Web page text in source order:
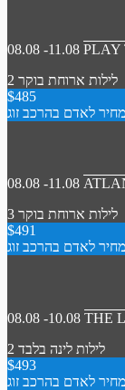
08.08 -11.08 PLAY
2 לילות ארוחת בוקר
$485
מחיר לאדם בהרכב זוג
08.08 -11.08
3 לילות ארוחת בוקר
$491
מחיר לאדם בהרכב זוג
08.08 -10.08 THE
2 לילות לינה בלבד
$493
מחיר לאדם בהרכב זוג